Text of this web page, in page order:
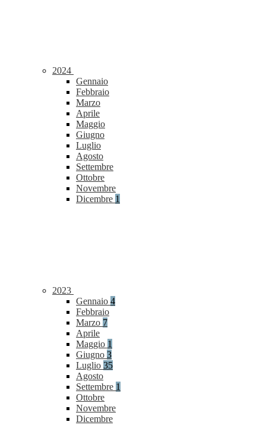
2024
Gennaio
Febbraio
Marzo
Aprile
Maggio
Giugno
Luglio
Agosto
Settembre
Ottobre
Novembre
Dicembre 1
2023
Gennaio 4
Febbraio
Marzo 7
Aprile
Maggio 1
Giugno 3
Luglio 35
Agosto
Settembre 1
Ottobre
Novembre
Dicembre